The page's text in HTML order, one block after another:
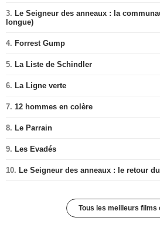
3. Le Seigneur des anneaux : la
longue)
4. Forrest Gump
5. La Liste de Schindler
6. La Ligne verte
7. 12 hommes en colère
8. Le Parrain
9. Les Evadés
10. Le Seigneur des anneaux : le retour
Tous les meilleurs films